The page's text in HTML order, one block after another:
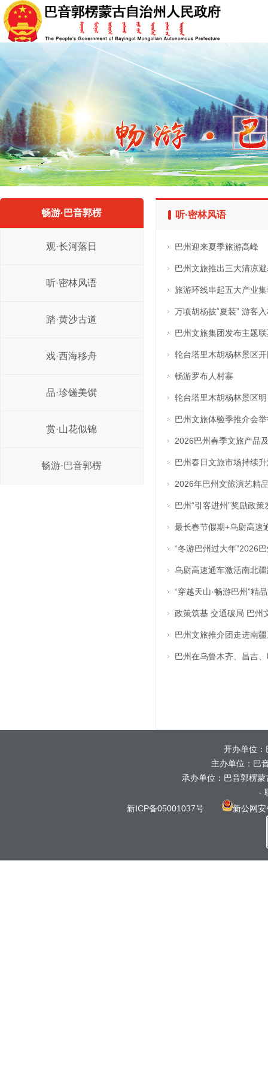
畅游·巴音郭楞
观·长河落日
听·密林风语
踏·黄沙古道
戏·西海移舟
品·珍馐美馔
赏·山花似锦
畅游·巴音郭楞
听·密林风语
巴州迎来夏季旅游高峰
巴州文旅推出三大清凉
旅游环线串起五大产业
万顷胡杨披“夏装” 游客
巴州文旅集团发布主题
轮台塔里木胡杨林景区
畅游罗布人村寨
轮台塔里木胡杨林景区
巴州文旅体验季推介会
2026巴州春季文旅产品
巴州春日文旅市场持续
2026年巴州文旅演艺精
巴州“引客进州”奖励政策
最长春节假期+乌尉高速
“冬游巴州过大年”2026
乌尉高速通车激活南北
“穿越天山·畅游巴州”精
政策筑基 交通破局 巴州
巴州文旅推介团走进南
巴州在乌鲁木齐、昌吉
开办单位：
主办单位：巴
承办单位：巴音郭楞
-
新ICP备05001037号
新公网